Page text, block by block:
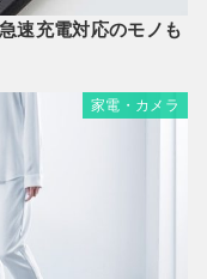
速充電対応のモノも
家電・カメラ